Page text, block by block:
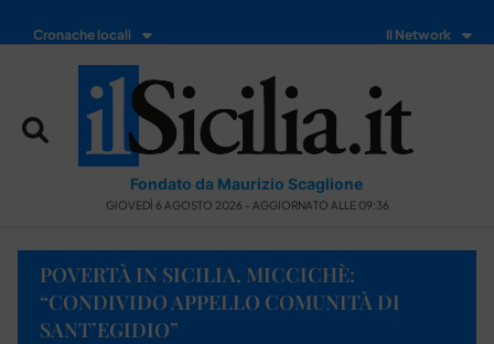
Cronache locali Il Network
Fondato da Maurizio Scaglione
GIOVEDÌ 6 AGOSTO 2026 - AGGIORNATO ALLE 09:36
POVERTÀ IN SICILIA, MICCICHÈ:
“CONDIVIDO APPELLO COMUNITÀ DI
SANT’EGIDIO”